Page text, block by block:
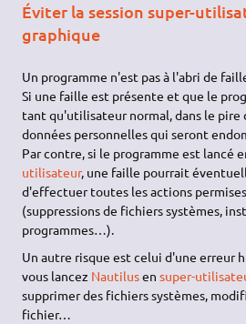
Éviter la session super-
graphique
Un programme n'est pas à l'abri de
Si une faille est présente et que le
tant qu'utilisateur normal, dans le pire
données personnelles qui seront
Par contre, si le programme est lancé
utilisateur, une faille pourrait
d'effectuer toutes les actions
(suppressions de fichiers systèmes,
programmes…).
Un autre risque est celui d'une erreur
vous lancez Nautilusensuper-
supprimer des fichiers systèmes,
fichier…